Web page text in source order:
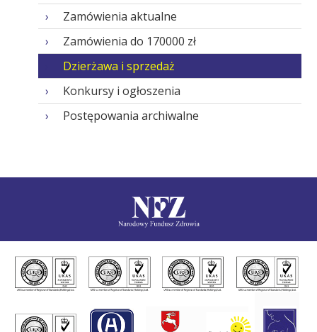
Zamówienia aktualne
Zamówienia do 170000 zł
Dzierżawa i sprzedaż
Konkursy i ogłoszenia
Postępowania archiwalne